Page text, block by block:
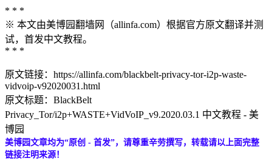
* * *
※ 本文由美博园翻墙网（allinfa.com）根据官方原文翻译并测
试，首发中文教程。
* * *
原文链接：https://allinfa.com/blackbelt-privacy-tor-i2p-waste-
vidvoip-v92020031.html
原文标题：BlackBelt
Privacy_Tor/i2p+WASTE+VidVoIP_v9.2020.03.1 中文教程 - 美
博园
美博园文章均为“原创 - 首发”，请尊重辛劳撰写，转载请以上面完整
链接注明来源！